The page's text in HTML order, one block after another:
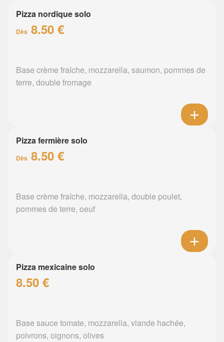
Pizza nordique solo
Dès 8.50 €
Base crème fraîche, mozzarella, saumon, pommes de
terre, double fromage
Pizza fermière solo
Dès 8.50 €
Base crème fraîche, mozzarella, double poulet,
pommes de terre, oeuf
Pizza mexicaine solo
8.50 €
Base sauce tomate, mozzarella, viande hachée,
poivrons, oignons, olives